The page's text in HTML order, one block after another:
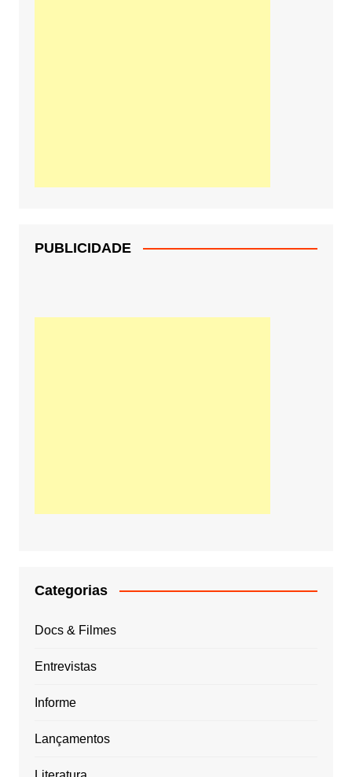
PUBLICIDADE
Categorias
Docs & Filmes
Entrevistas
Informe
Lançamentos